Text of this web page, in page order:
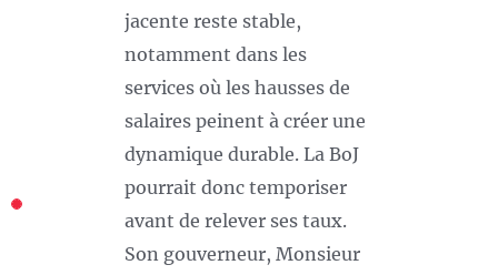
jacente reste stable,
notamment dans les
services où les hausses de
salaires peinent à créer une
dynamique durable. La BoJ
pourrait donc temporiser
avant de relever ses taux.
Son gouverneur, Monsieur